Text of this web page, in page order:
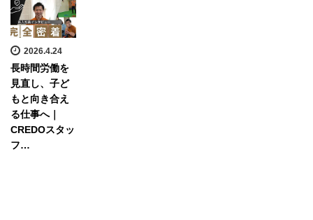
2026.4.24
長時間労働を
見直し、子ど
もと向き合え
る仕事へ｜
CREDOスタッ
フ…